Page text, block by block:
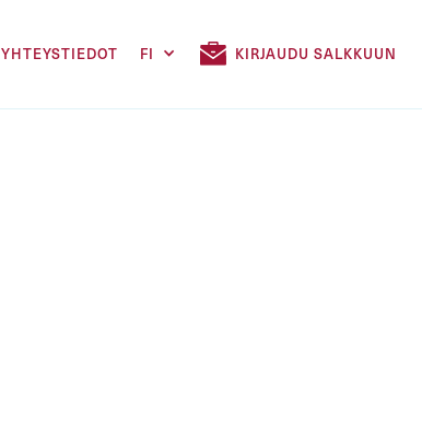
YHTEYSTIEDOT FI KIRJAUDU SALKKUUN